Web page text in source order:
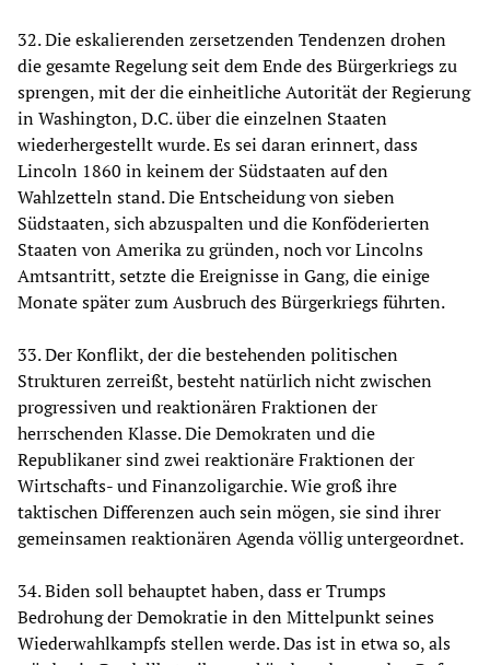
32. Die eskalierenden zersetzenden Tendenzen drohen
die gesamte Regelung seit dem Ende des Bürgerkriegs zu
sprengen, mit der die einheitliche Autorität der Regierung
in Washington, D.C. über die einzelnen Staaten
wiederhergestellt wurde. Es sei daran erinnert, dass
Lincoln 1860 in keinem der Südstaaten auf den
Wahlzetteln stand. Die Entscheidung von sieben
Südstaaten, sich abzuspalten und die Konföderierten
Staaten von Amerika zu gründen, noch vor Lincolns
Amtsantritt, setzte die Ereignisse in Gang, die einige
Monate später zum Ausbruch des Bürgerkriegs führten.
33. Der Konflikt, der die bestehenden politischen
Strukturen zerreißt, besteht natürlich nicht zwischen
progressiven und reaktionären Fraktionen der
herrschenden Klasse. Die Demokraten und die
Republikaner sind zwei reaktionäre Fraktionen der
Wirtschafts- und Finanzoligarchie. Wie groß ihre
taktischen Differenzen auch sein mögen, sie sind ihrer
gemeinsamen reaktionären Agenda völlig untergeordnet.
34. Biden soll behauptet haben, dass er Trumps
Bedrohung der Demokratie in den Mittelpunkt seines
Wiederwahlkampfs stellen werde. Das ist in etwa so, als